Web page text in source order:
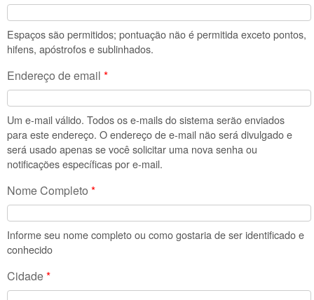
Espaços são permitidos; pontuação não é permitida exceto pontos,
hifens, apóstrofos e sublinhados.
Endereço de email *
Um e-mail válido. Todos os e-mails do sistema serão enviados
para este endereço. O endereço de e-mail não será divulgado e
será usado apenas se você solicitar uma nova senha ou
notificações específicas por e-mail.
Nome Completo *
Informe seu nome completo ou como gostaria de ser identificado e
conhecido
Cidade*